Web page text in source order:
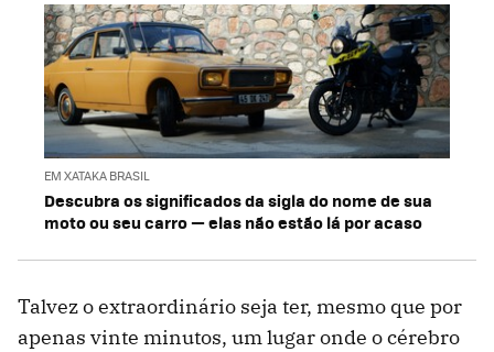
EM XATAKA BRASIL
Descubra os significados da sigla do nome de sua
moto ou seu carro — elas não estão lá por acaso
Talvez o extraordinário seja ter, mesmo que por
apenas vinte minutos, um lugar onde o cérebro